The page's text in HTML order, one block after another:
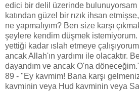
edici bir delil üzerinde bulunuyorsam
katından güzel bir rızık ihsan
ne yapmalıyım? Ben size karşı
şeylere kendim düşmek
yettiği kadar ıslah etmeye
ancak Allah'ın yardımı ile olacaktır.
dayandım ve ancak O'na
89 - "Ey kavmim! Bana karşı
kavminin veya Hud kavminin veya